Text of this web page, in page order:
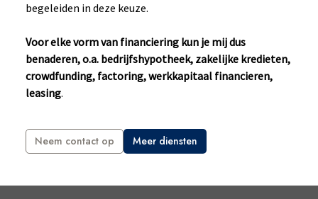
begeleiden in deze keuze.
Voor elke vorm van financiering kun je mij dus
benaderen, o.a. bedrijfshypotheek, zakelijke kredieten,
crowdfunding, factoring, werkkapitaal financieren,
leasing.
Neem contact op Meer diensten